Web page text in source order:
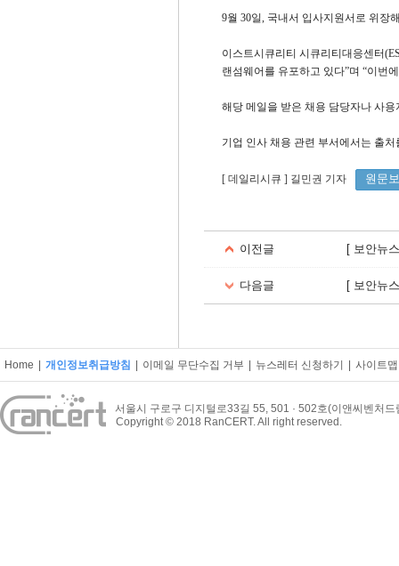
9월 30일, 국내서 입사지원서로 위장
이스트시큐리티 시큐리티대응센터
랜섬웨어를 유포하고 있다”며 “이번
해당 메일을 받은 채용 담당자나 사
기업 인사 채용 관련 부서에서는 출
[ 데일리시큐 ] 길민권 기자 원문
이전글 [ 보안뉴
다음글 [ 보안뉴
Home 개인정보취급방침 이메일 무단수집 거부 뉴스레터 신청하기 사이트맵
서울시 구로구 디지털로33길 55, 501 · 502호(이앤씨벤처드
Copyright © 2018 RanCERT. All right reserved.